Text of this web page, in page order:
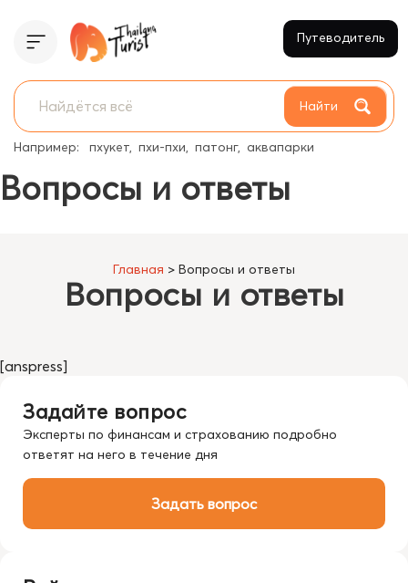
Найти
Например: пхукет пхи-пхи патонг аквапарки
Путеводитель
Вопросы и ответы
Главная > Вопросы и ответы
Вопросы и ответы
[anspress]
Задайте вопрос
Эксперты по финансам и страхованию подробно
ответят на него в течение дня
Задать вопрос